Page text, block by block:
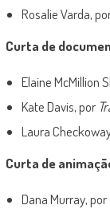
Rosalie Varda,
Curta de
Elaine McMillion
Kate Davis, por
Laura
Curta de
Dana Murray, por